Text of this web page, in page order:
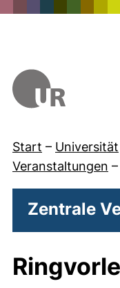
Start – Universität
Veranstaltungen –
Zentrale